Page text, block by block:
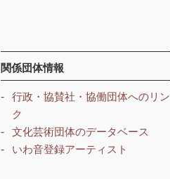
関係団体情報
行政・協賛社・協働団体へのリン
ク
文化芸術団体のデータベース
いわ音登録アーティスト